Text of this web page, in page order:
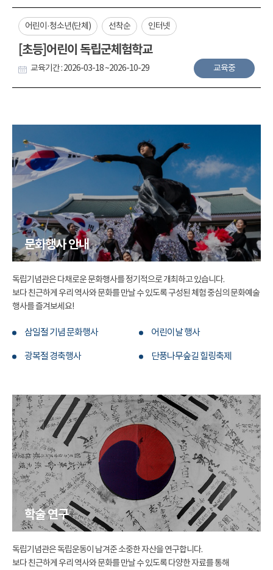
어린이·청소년(단체) 선착순 인터넷
[초등]어린이 독립군체험학교
교육기간 : 2026-03-18 ~2026-10-29 교육중
문화행사 안내
독립기념관은 다채로운 문화행사를 정기적으로 개최하고 있습니다.
보다 친근하게 우리 역사와 문화를 만날 수 있도록 구성된 체험 중심의 문화예술
행사를 즐겨보세요!
삼일절 기념 문화행사 어린이날 행사
광복절 경축행사 단풍나무숲길 힐링축제
학술 연구
독립기념관은 독립운동이 남겨준 소중한 자산을 연구합니다.
보다 친근하게 우리 역사와 문화를 만날 수 있도록 다양한 자료를 통해